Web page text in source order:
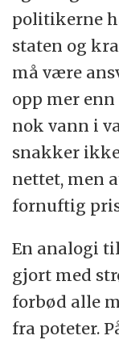
politikerne
staten og
må være
opp mer
nok vann i
snakker
nettet, men
fornuftig
En analogi
gjort med
forbød alle
fra poteter.